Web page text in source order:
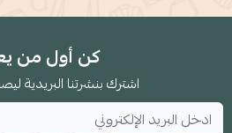
كن أول من
اشترك بنشرتنا البريدية